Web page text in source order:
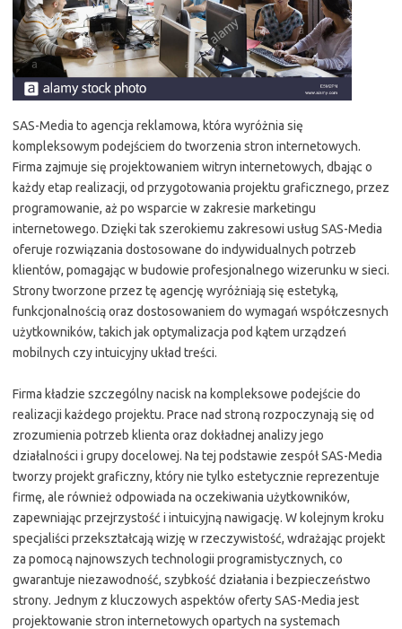
SAS-Media to agencja reklamowa, która wyróżnia się
kompleksowym podejściem do tworzenia stron internetowych.
Firma zajmuje się projektowaniem witryn internetowych, dbając o
każdy etap realizacji, od przygotowania projektu graficznego, przez
programowanie, aż po wsparcie w zakresie marketingu
internetowego. Dzięki tak szerokiemu zakresowi usług SAS-Media
oferuje rozwiązania dostosowane do indywidualnych potrzeb
klientów, pomagając w budowie profesjonalnego wizerunku w sieci.
Strony tworzone przez tę agencję wyróżniają się estetyką,
funkcjonalnością oraz dostosowaniem do wymagań współczesnych
użytkowników, takich jak optymalizacja pod kątem urządzeń
mobilnych czy intuicyjny układ treści.
Firma kładzie szczególny nacisk na kompleksowe podejście do
realizacji każdego projektu. Prace nad stroną rozpoczynają się od
zrozumienia potrzeb klienta oraz dokładnej analizy jego
działalności i grupy docelowej. Na tej podstawie zespół SAS-Media
tworzy projekt graficzny, który nie tylko estetycznie reprezentuje
firmę, ale również odpowiada na oczekiwania użytkowników,
zapewniając przejrzystość i intuicyjną nawigację. W kolejnym kroku
specjaliści przekształcają wizję w rzeczywistość, wdrażając projekt
za pomocą najnowszych technologii programistycznych, co
gwarantuje niezawodność, szybkość działania i bezpieczeństwo
strony. Jednym z kluczowych aspektów oferty SAS-Media jest
projektowanie stron internetowych opartych na systemach